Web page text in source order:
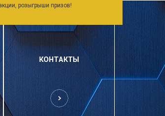
розыгрыши призов!
КОНТАКТЫ